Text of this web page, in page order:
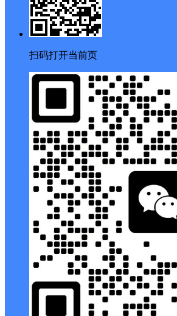
扫码打开当前页